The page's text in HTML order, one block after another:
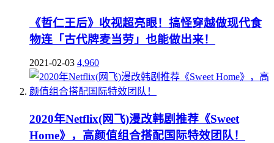
《哲仁王后》收视超亮眼！搞怪穿越做现代食
物连「古代牌麦当劳」也能做出来！
2021-02-03 4,960
2020年Netflix(网飞)漫改韩剧推荐《Sweet
Home》，高颜值组合搭配国际特效团队！